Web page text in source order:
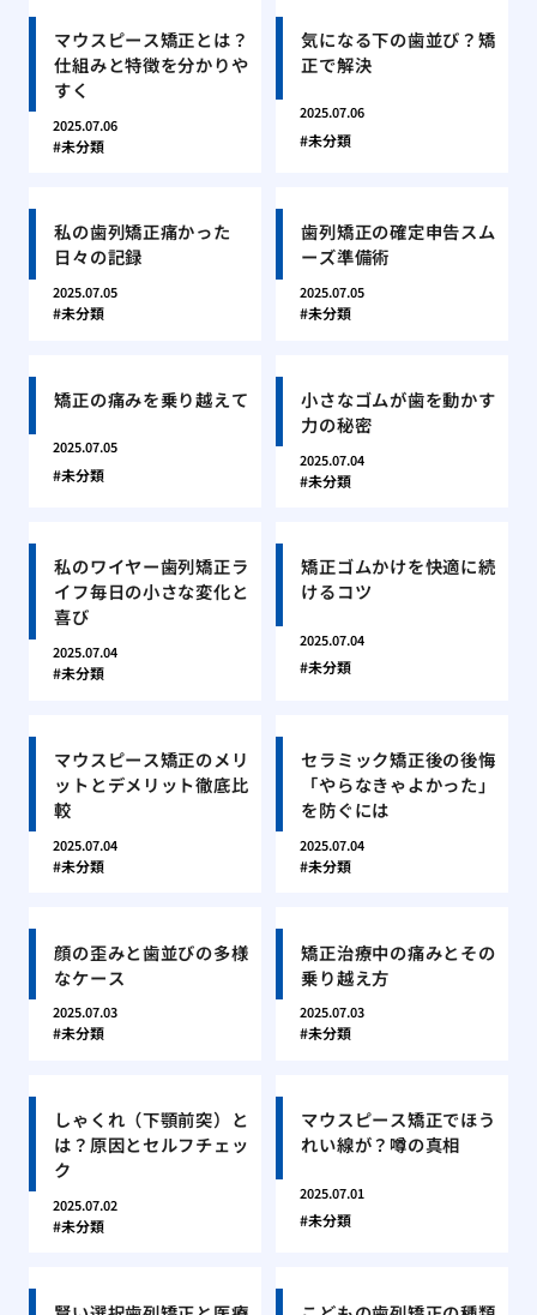
マウスピース矯正とは？
仕組みと特徴を分かりや
すく
2025.07.06
未分類
気になる下の歯並び？矯
正で解決
2025.07.06
未分類
私の歯列矯正痛かった
日々の記録
2025.07.05
未分類
歯列矯正の確定申告スム
ーズ準備術
2025.07.05
未分類
矯正の痛みを乗り越えて
2025.07.05
未分類
小さなゴムが歯を動かす
力の秘密
2025.07.04
未分類
私のワイヤー歯列矯正ラ
イフ毎日の小さな変化と
喜び
2025.07.04
未分類
矯正ゴムかけを快適に続
けるコツ
2025.07.04
未分類
マウスピース矯正のメリ
ットとデメリット徹底比
較
2025.07.04
未分類
セラミック矯正後の後悔
「やらなきゃよかった」
を防ぐには
2025.07.04
未分類
顔の歪みと歯並びの多様
なケース
2025.07.03
未分類
矯正治療中の痛みとその
乗り越え方
2025.07.03
未分類
しゃくれ（下顎前突）と
は？原因とセルフチェッ
ク
2025.07.02
未分類
マウスピース矯正でほう
れい線が？噂の真相
2025.07.01
未分類